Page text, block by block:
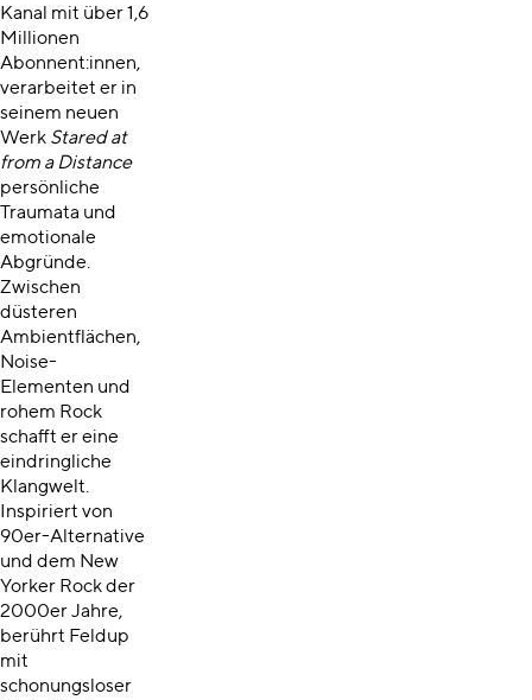
Kanal mit über 1,6
Millionen
Abonnent:innen,
verarbeitet er in
seinem neuen
Werk Stared at
from a Distance
persönliche
Traumata und
emotionale
Abgründe.
Zwischen
düsteren
Ambientflächen,
Noise-
Elementen und
rohem Rock
schafft er eine
eindringliche
Klangwelt.
Inspiriert von
90er-Alternative
und dem New
Yorker Rock der
2000er Jahre,
berührt Feldup
mit
schonungsloser